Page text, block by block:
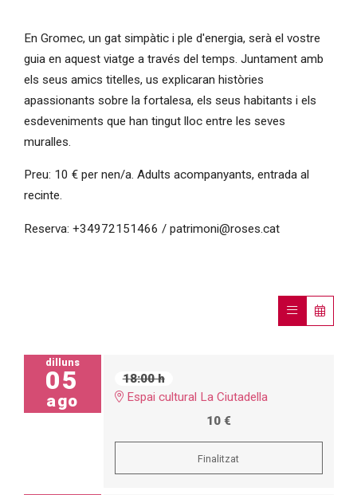
En Gromec, un gat simpàtic i ple d'energia, serà el vostre
guia en aquest viatge a través del temps. Juntament amb
els seus amics titelles, us explicaran històries
apassionants sobre la fortalesa, els seus habitants i els
esdeveniments que han tingut lloc entre les seves
muralles.
Preu: 10 € per nen/a. Adults acompanyants, entrada al
recinte.
Reserva: +34972151466 / patrimoni@roses.cat
dilluns
05
ago
18:00 h
Espai cultural La Ciutadella
10 €
Finalitzat